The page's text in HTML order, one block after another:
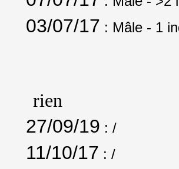
03/07/17 : Mâle - 1
rien
27/09/19 : /
11/10/17 : /